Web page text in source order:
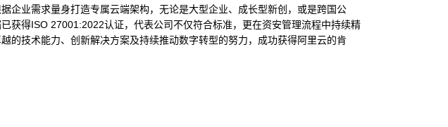
企业需求量身打造专属云端架构，无论是大型企业、成长型新创，或是跨国公
获得ISO 27001:2022认证，代表公司不仅符合标准，更在资安管理流程中持续精
的技术能力、创新解决方案及持续推动数字转型的努力，成功获得阿里云的肯